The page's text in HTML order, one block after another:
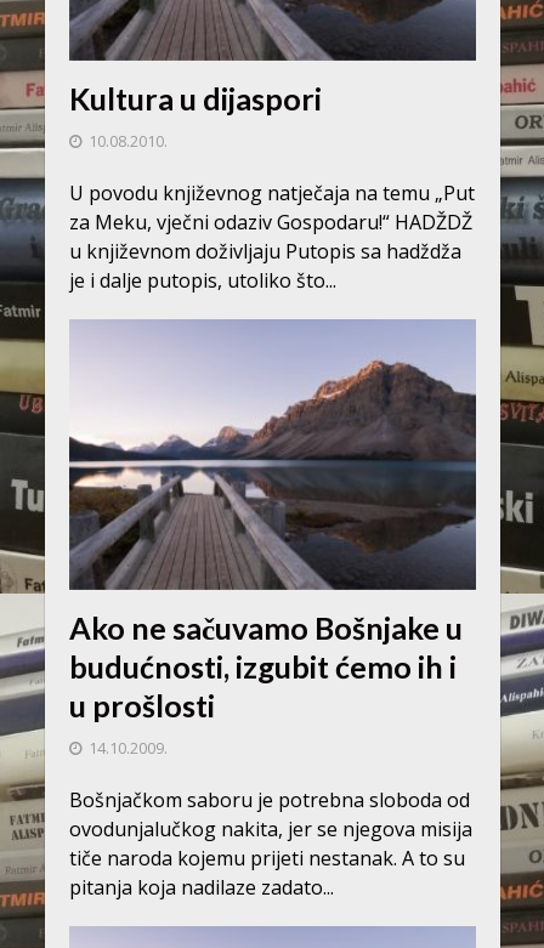
Kultura u dijaspori
10.08.2010.
U povodu književnog natječaja na temu „Put
za Meku, vječni odaziv Gospodaru!“ HADŽDŽ
u književnom doživljaju Putopis sa hadždža
je i dalje putopis, utoliko što...
Ako ne sačuvamo Bošnjake u
budućnosti, izgubit ćemo ih i
u prošlosti
14.10.2009.
Bošnjačkom saboru je potrebna sloboda od
ovodunjalučkog nakita, jer se njegova misija
tiče naroda kojemu prijeti nestanak. A to su
pitanja koja nadilaze zadato...